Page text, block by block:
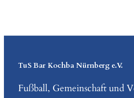
TuS Bar Kochba Nürnberg e.V.
Fußball, Gemeinschaft und